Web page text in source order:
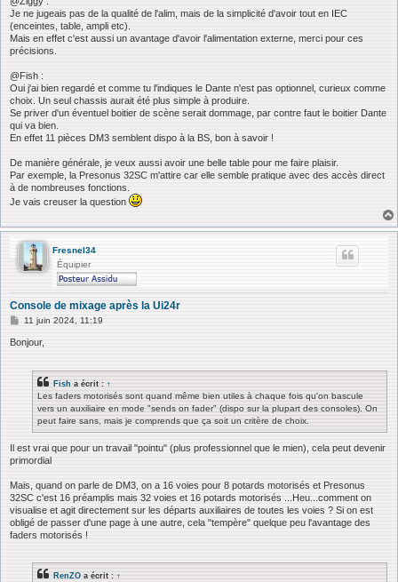
Je ne jugeais pas de la qualité de l'alim, mais de la simplicité d'avoir tout en IEC
(enceintes, table, ampli etc).
Mais en effet c'est aussi un avantage d'avoir l'alimentation externe, merci pour ces
précisions.
@Fish :
Oui j'ai bien regardé et comme tu l'indiques le Dante n'est pas optionnel, curieux comme
choix. Un seul chassis aurait été plus simple à produire.
Se priver d'un éventuel boitier de scène serait dommage, par contre faut le boitier Dante
qui va bien.
En effet 11 pièces DM3 semblent dispo à la BS, bon à savoir !
De manière générale, je veux aussi avoir une belle table pour me faire plaisir.
Par exemple, la Presonus 32SC m'attire car elle semble pratique avec des accès direct
à de nombreuses fonctions.
Je vais creuser la question
Fresnel34
Équipier
Console de mixage après la Ui24r
M
s
11 juin 2024, 11:19
Bonjour,
Fish a écrit : ↑
Les faders motorisés sont quand même bien utiles à chaque fois qu'on bascule
vers un auxiliaire en mode "sends on fader" (dispo sur la plupart des consoles). On
peut faire sans, mais je comprends que ça soit un critère de choix.
Il est vrai que pour un travail "pointu" (plus professionnel que le mien), cela peut devenir
primordial
Mais, quand on parle de DM3, on a 16 voies pour 8 potards motorisés et Presonus
32SC c'est 16 préamplis mais 32 voies et 16 potards motorisés ...Heu...comment on
visualise et agit directement sur les départs auxiliaires de toutes les voies ? Si on est
obligé de passer d'une page à une autre, cela "tempère" quelque peu l'avantage des
faders motorisés !
RenZO a écrit : ↑